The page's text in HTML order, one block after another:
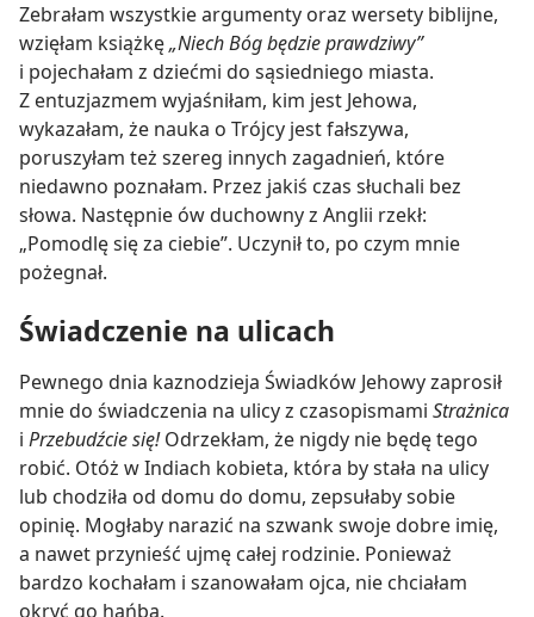
Zebrałam wszystkie argumenty oraz wersety biblijne,
wzięłam książkę„Niech Bóg będzie prawdziwy”
i pojechałam z dziećmi do sąsiedniego miasta.
Z entuzjazmem wyjaśniłam, kim jest Jehowa,
wykazałam, że nauka o Trójcy jest fałszywa,
poruszyłam też szereg innych zagadnień, które
niedawno poznałam. Przez jakiś czas słuchali bez
słowa. Następnie ów duchowny z Anglii rzekł:
„Pomodlę się za ciebie”. Uczynił to, po czym mnie
pożegnał.
Świadczenie na ulicach
Pewnego dnia kaznodzieja Świadków Jehowy zaprosił
mnie do świadczenia na ulicy z czasopismami Strażnica
i Przebudźcie się!Odrzekłam, że nigdy nie będę tego
robić. Otóż w Indiach kobieta, która by stała na ulicy
lub chodziła od domu do domu, zepsułaby sobie
opinię. Mogłaby narazić na szwank swoje dobre imię,
a nawet przynieść ujmę całej rodzinie. Ponieważ
bardzo kochałam i szanowałam ojca, nie chciałam
okryć go hańbą.